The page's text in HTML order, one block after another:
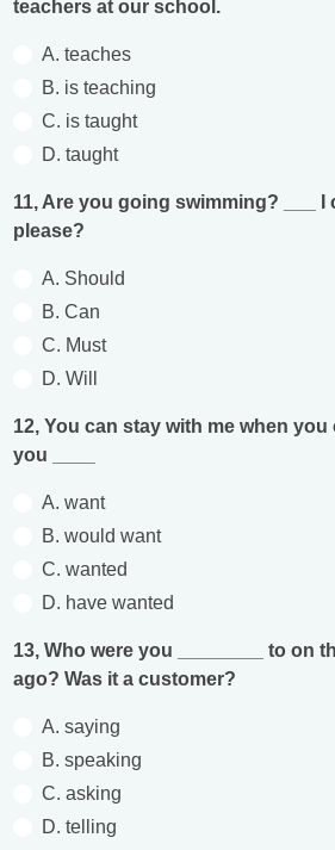
teachers at our school.
A. teaches
B. is teaching
C. is taught
D. taught
11, Are you going swimming? ___ I
please?
A. Should
B. Can
C. Must
D. Will
12, You can stay with me when
you ____
A. want
B. would want
C. wanted
D. have wanted
13, Who were you ________ to on
ago? Was it a customer?
A. saying
B. speaking
C. asking
D. telling